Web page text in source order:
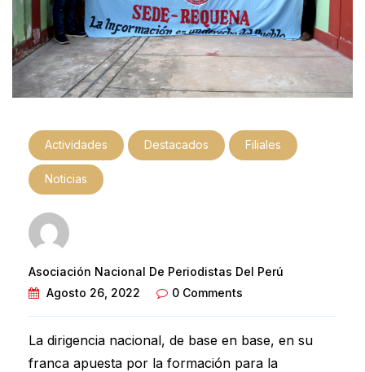
Actividades Destacados Filiales
Noticias
Asociación Nacional De Periodistas Del Perú
Agosto 26, 2022
0 Comments
La dirigencia nacional, de base en base, en su
franca apuesta por la formación para la